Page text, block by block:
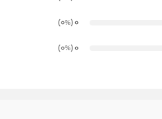
0
(0
%
)
0
(0
%
)